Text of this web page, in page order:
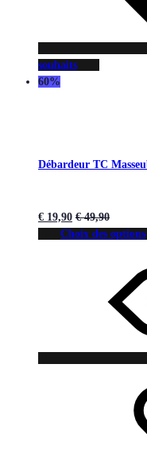
souhaits
60%
Débardeur TC
€ 19,90 €49,90
Choix des options